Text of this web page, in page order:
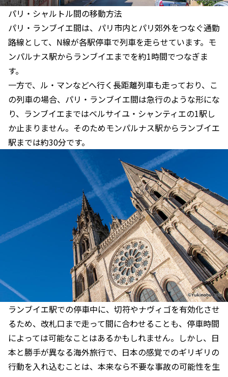
パリ・シャルトル間の移動方法
パリ・ランブイエ間は、パリ市内とパリ郊外をつなぐ通勤
路線として、N線が各駅停車で列車を走らせています。モ
ンパルナス駅からランブイエまでを約1時間でつなぎま
す。
一方で、ル・マンなどへ行く長距離列車も走っており、こ
の列車の場合、パリ・ランブイエ間は急行のような形にな
り、ランブイエまではベルサイユ・シャンティエの1駅し
か止まりません。そのためモンパルナス駅からランブイエ
駅までは約30分です。
ランブイエ駅での停車中に、切符やナヴィゴを有効化させ
るため、改札口まで走って間に合わせることも、停車時間
によっては可能なことはあるかもしれません。しかし、日
本と勝手が異なる海外旅行で、日本の感覚でのギリギリの
行動を入れ込むことは、本来なら不要な事故の可能性を生